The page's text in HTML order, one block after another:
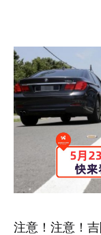
注意！注意！